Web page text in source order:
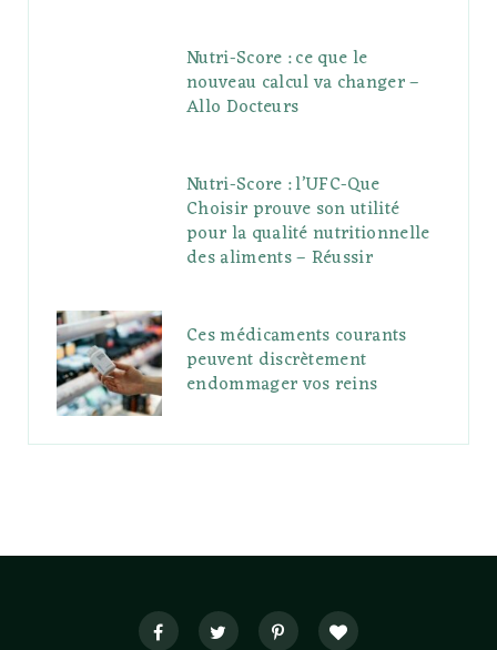
Nutri-Score : ce que le
nouveau calcul va changer –
Allo Docteurs
Nutri-Score : l’UFC-Que
Choisir prouve son utilité
pour la qualité nutritionnelle
des aliments – Réussir
Ces médicaments courants
peuvent discrètement
endommager vos reins